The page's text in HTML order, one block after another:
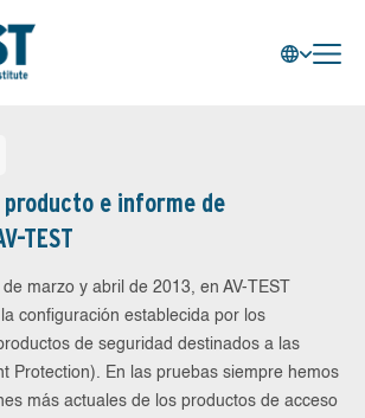
producto e informe de
TEST
marzo y abril de 2013, en AV-TEST
configuración establecida por los
de seguridad destinados a las
Protection). En las pruebas siempre hemos
más actuales de los productos de acceso